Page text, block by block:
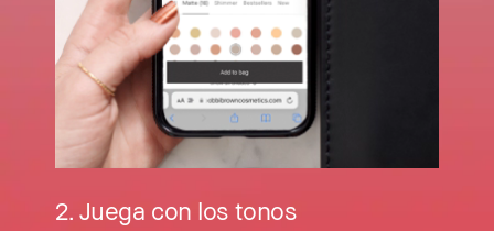
2. Juega con los tonos